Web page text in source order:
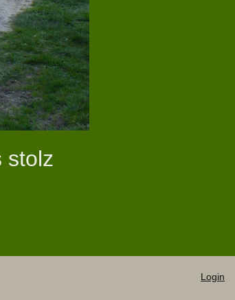
stolz
Login